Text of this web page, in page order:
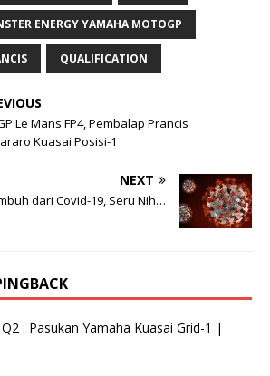
ENERGY YAMAHA MOTOGP
QUALIFICATION
Le Mans FP4, Pembalap Prancis
Kuasai Posisi-1
NEXT
dari Covid-19, Seru Nih…
: Pasukan Yamaha Kuasai Grid-1 |